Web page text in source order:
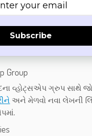
Subscribe
Group
વ્હોટ્સએપ ગ્રુપ સાથે
અને મેળવો નવા લેખની